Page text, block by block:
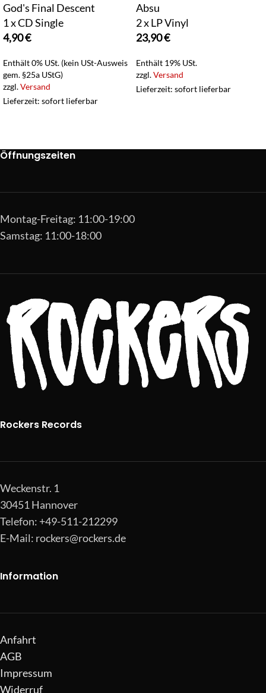
God's Final Descent
1 x CD Single
4,90€
Enthält 0% USt. (kein USt-Ausweis
gem. §25a UStG)
zzgl.Versand
Lieferzeit: sofort lieferbar
Absu
2 x LP Vinyl
23,90€
Enthält 19% USt.
zzgl.Versand
Lieferzeit: sofort lieferbar
Öffnungszeiten
Montag-Freitag: 11:00-19:00
Samstag: 11:00-18:00
Rockers Records
Weckenstr. 1
30451 Hannover
Telefon: +49-511-212299
E-Mail: rockers@rockers.de
Information
Anfahrt
AGB
Impressum
Widerruf